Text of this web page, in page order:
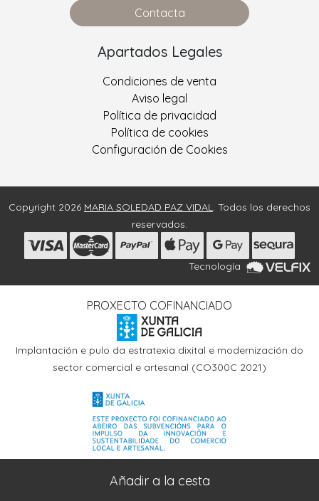
Contacta
Apartados Legales
Condiciones de venta
Aviso legal
Política de privacidad
Política de cookies
Configuración de Cookies
Copyright 2026 MARIA SOLEDAD PAZ VIDAL
. Todos los derechos
reservados.
Tecnología
PROXECTO COFINANCIADO
Implantación e pulo da estratexia dixital e modernización do
sector comercial e artesanal (CO300C 2021)